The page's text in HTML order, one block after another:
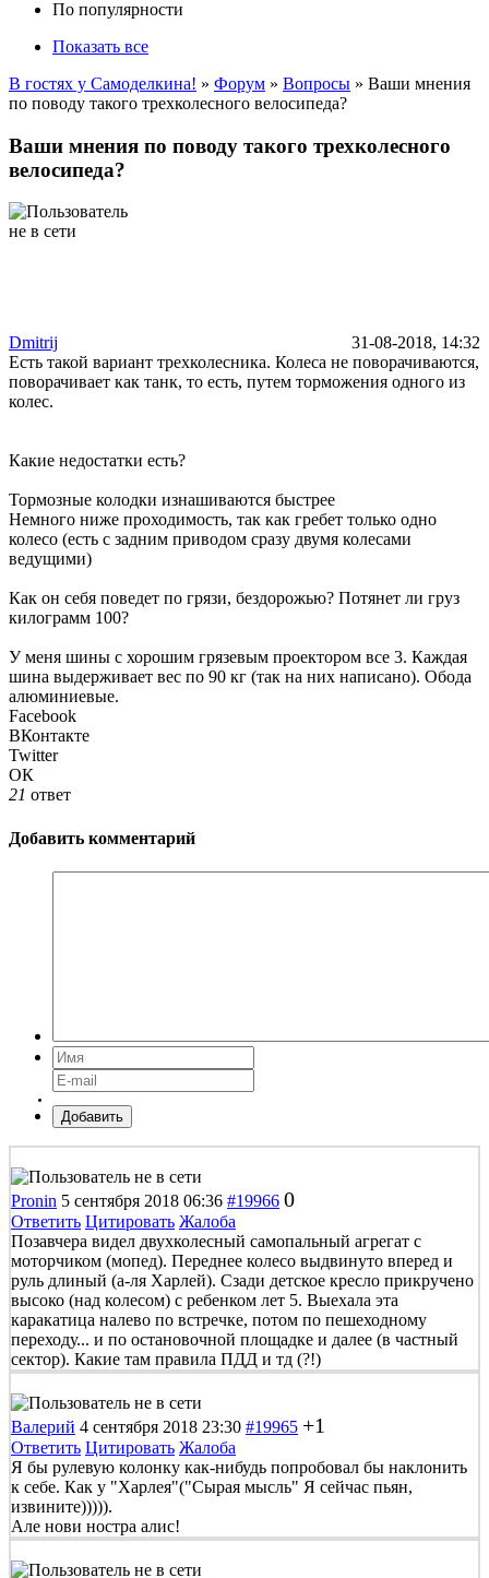
По популярности
Показать все
В гостях у Самоделкина! » Форум » Вопросы » Ваши мнения
по поводу такого трехколесного велосипеда?
Ваши мнения по поводу такого трехколесного
велосипеда?
Dmitrij
31-08-2018, 14:32
Есть такой вариант трехколесника. Колеса не поворачиваются,
поворачивает как танк, то есть, путем торможения одного из
колес.
Какие недостатки есть?
Тормозные колодки изнашиваются быстрее
Немного ниже проходимость, так как гребет только одно
колесо (есть с задним приводом сразу двумя колесами
ведущими)
Как он себя поведет по грязи, бездорожью? Потянет ли груз
килограмм 100?
У меня шины с хорошим грязевым проектором все 3. Каждая
шина выдерживает вес по 90 кг (так на них написано). Обода
алюминиевые.
Facebook
ВКонтакте
Twitter
ОК
21 ответ
Добавить комментарий
Добавить
Pronin 5 сентября 2018 06:36 #19966 0
Ответить Цитировать Жалоба
Позавчера видел двухколесный самопальный агрегат с
моторчиком (мопед). Переднее колесо выдвинуто вперед и
руль длиный (а-ля Харлей). Сзади детское кресло прикручено
высоко (над колесом) с ребенком лет 5. Выехала эта
каракатица налево по встречке, потом по пешеходному
переходу... и по остановочной площадке и далее (в частный
сектор). Какие там правила ПДД и тд (?!)
Валерий 4 сентября 2018 23:30 #19965 +1
Ответить Цитировать Жалоба
Я бы рулевую колонку как-нибудь попробовал бы наклонить
к себе. Как у "Харлея"("Сырая мысль" Я сейчас пьян,
извините))))).
Але нови ностра алис!